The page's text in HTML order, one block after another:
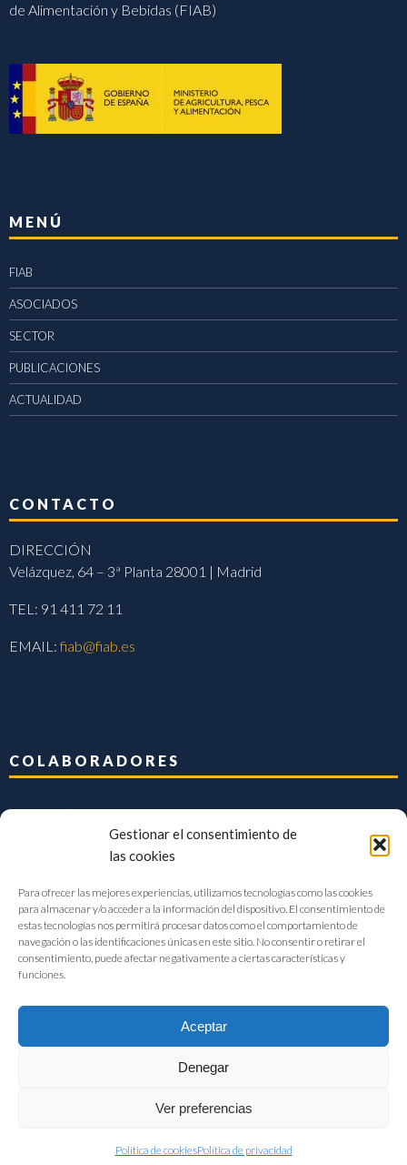
Gestionar el consentimiento de
las cookies
Para ofrecer las mejores experiencias, utilizamos tecnologías como las cookies
para almacenar y/o acceder a la información del dispositivo. El consentimiento de
estas tecnologías nos permitirá procesar datos como el comportamiento de
navegación o las identificaciones únicas en este sitio. No consentir o retirar el
consentimiento, puede afectar negativamente a ciertas características y
funciones.
Aceptar
Denegar
Ver preferencias
Política de cookiesPolítica de privacidad
de Alimentación y Bebidas (FIAB)
MENÚ
FIAB
ASOCIADOS
SECTOR
PUBLICACIONES
ACTUALIDAD
CONTACTO
DIRECCIÓN
Velázquez, 64 – 3ª Planta 28001 | Madrid
TEL: 91 411 72 11
EMAIL:fiab@fiab.es
COLABORADORES
FIAB Federación Española de Industrias de la Alimentación y Bebidas